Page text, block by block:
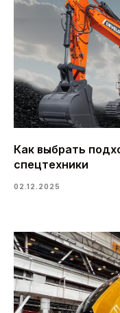
Как выбрать
спецтехники
02.12.2025